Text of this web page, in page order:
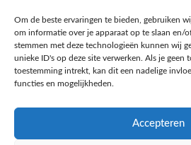
Om de beste ervaringen te bieden, gebruiken
om informatie over je apparaat op te slaan en/
stemmen met deze technologieën kunnen wij
unieke ID's op deze site verwerken. Als je geen
toestemming intrekt, kan dit een nadelige
functies en mogelijkheden.
Accepteren
Ontdek de beste keto-vriendelijke keuzes
kennis met onze diepgaande blogs over
favoriete keto recepten in onze bruisende